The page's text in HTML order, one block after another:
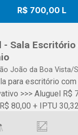
R$ 700,00 L
- Sala Escritório
João da Boa Vista/
para escritório
>>> Aluguel R$
80,00 + IPTU